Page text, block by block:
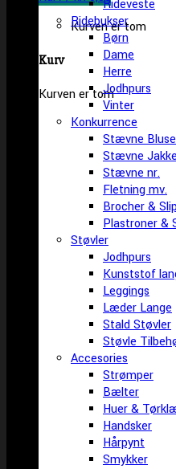
Kurven er tom
Kurv
Kurven er tom
Rideveste
Ridebukser
Børn
Dame
Herre
Jodhpurs
Vinter
Konkurrence
Stævne
Stævne
Stævne nr.
Fletning mv.
Brocher &
Plastroner &
Støvler
Jodhpurs
Kunststof
Leggings
Læder Lange
Stald Støvler
Støvle
Accesories
Strømper
Bælter
Huer &
Handsker
Hårpynt
Smykker